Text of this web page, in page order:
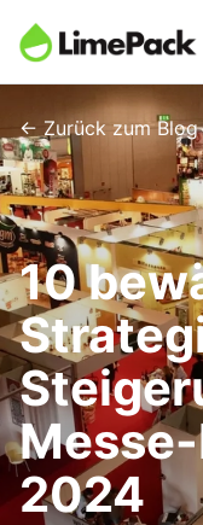
← Zurück zum Blog
10
2024